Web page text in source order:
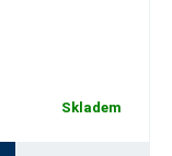
Skladem